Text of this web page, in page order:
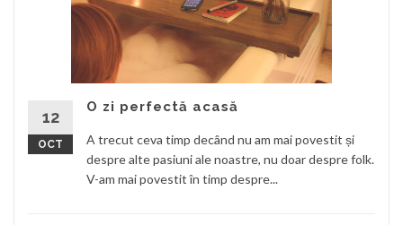
12
OCT
O zi perfectă acasă
A trecut ceva timp decând nu am mai povestit și
despre alte pasiuni ale noastre, nu doar despre folk.
V-am mai povestit în timp despre...